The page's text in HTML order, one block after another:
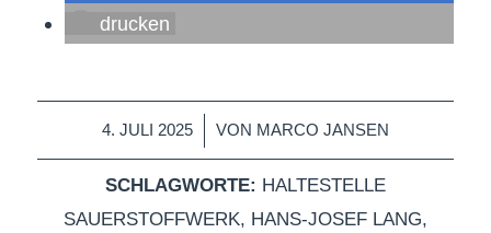
drucken
4. JULI 2025
/ VON MARCO JANSEN
SCHLAGWORTE: HALTESTELLE
SAUERSTOFFWERK, HANS-JOSEF LANG,